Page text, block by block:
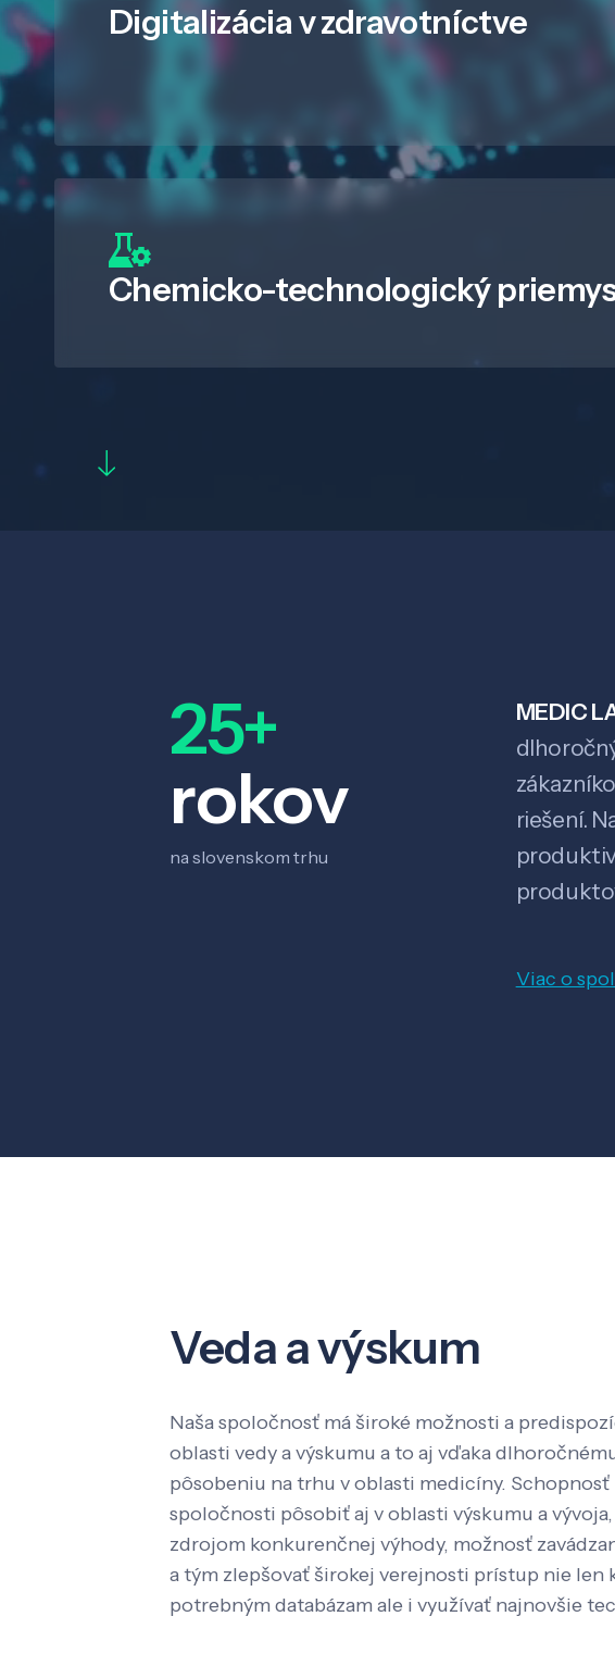
Digitalizáciav zdravotníctve
Chemicko-technologický
25+
rokov
na slovenskom trhu
MEDIC
riešení.
Viac o
Veda a výskum
Naša spoločnosť má široké možnosti a
oblasti vedy a výskumu a to aj vďaka
pôsobeniu na trhu v oblasti medicíny. Schopnosť
spoločnosti pôsobiť aj v oblasti výskumu a vývoja,
zdrojom konkurenčnej výhody, možnosť
a tým zlepšovať širokej verejnosti prístup nie len
potrebným databázam ale i využívať najnovšie